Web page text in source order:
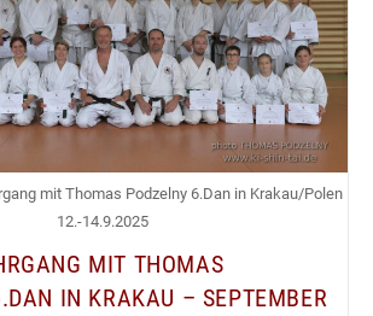
mit Thomas Podzelny 6.Dan in Krakau/Polen
12.-14.9.2025
MIT THOMAS
IN KRAKAU – SEPTEMBER